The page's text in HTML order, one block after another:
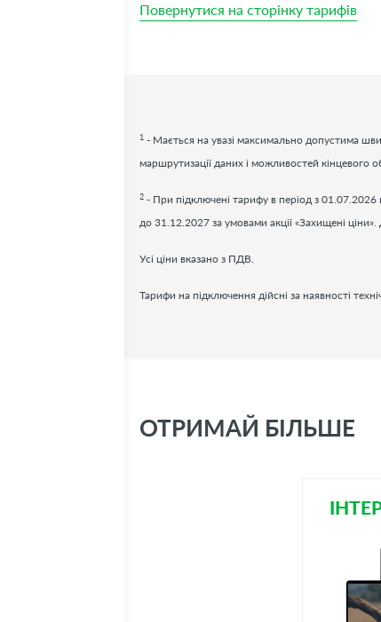
Повернутися на сторінку тарифів
1 - Мається на увазі максимально допустима
маршрутизації даних і можливостей кінцевого
2 - При підключені тарифу в період з 01.07.2026
до 31.12.2027 за умовами акції «Захищені ціни».
Усі ціни вказано з ПДВ.
Тарифи на підключення дійсні за наявності
ОТРИМАЙ БІЛЬШЕ